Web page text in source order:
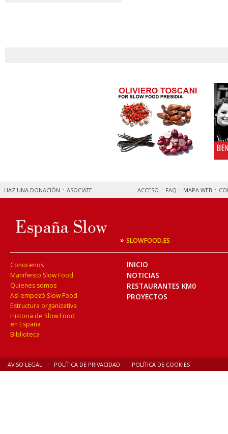
HAZ UNA DONACIÓN ASOCIATE ACCESO FAQ MAPA WEB
» SLOWFOOD.ES
Conocenos
Manifiesto Slow Food
Quienes somos
Así empezó Slow Food
Estructura organizativa
Historia de Slow Food
en España
Biblioteca
INICIO
NOTICIAS
RESTAURANTES KM0
PROYECTOS
AVISO LEGAL POLÍTICA DE PRIVACIDAD POLÍTICA DE COOKIES